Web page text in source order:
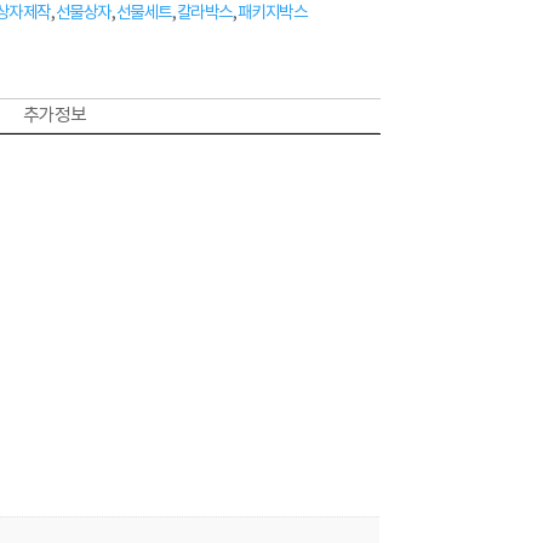
자제작,선물상자,선물세트,칼라박스,패키지박스
추가 정보